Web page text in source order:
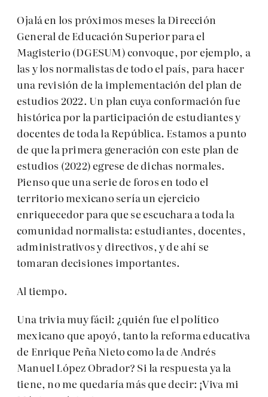
Ojalá en los próximos meses la Dirección
General de Educación Superior para el
Magisterio (DGESUM) convoque, por ejemplo, a
las y los normalistas de todo el país, para hacer
una revisión de la implementación del plan de
estudios 2022. Un plan cuya conformación fue
histórica por la participación de estudiantes y
docentes de toda la República. Estamos a punto
de que la primera generación con este plan de
estudios (2022) egrese de dichas normales.
Pienso que una serie de foros en todo el
territorio mexicano sería un ejercicio
enriquecedor para que se escuchara a toda la
comunidad normalista: estudiantes, docentes,
administrativos y directivos, y de ahí se
tomaran decisiones importantes.
Al tiempo.
Una trivia muy fácil: ¿quién fue el político
mexicano que apoyó, tanto la reforma educativa
de Enrique Peña Nieto como la de Andrés
Manuel López Obrador? Si la respuesta ya la
tiene, no me quedaría más que decir: ¡Viva mi